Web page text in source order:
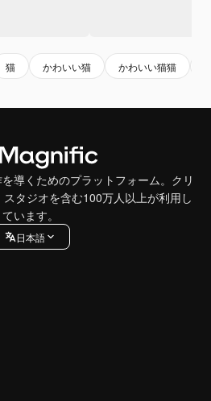
猫 かわいい猫 かわいい猫猫
導くためのプラットフォーム。クリ
タジオを含む100万人以上が利用し
ています。
日本語